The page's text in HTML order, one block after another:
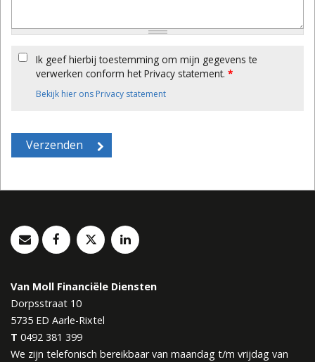
Ik geef hierbij toestemming om mijn gegevens te
verwerken conform het Privacy statement. *
Bekijk hier ons Privacy statement
Van Moll Financiële Diensten
Dorpsstraat 10
5735 ED Aarle-Rixtel
T 0492 381 399
We zijn telefonisch bereikbaar van maandag t/m vrijdag van